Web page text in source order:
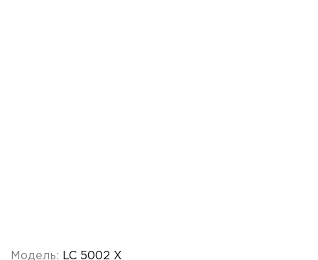
Модель: LC 5002 X